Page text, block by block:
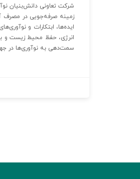
ایده‌ها، ابتکارات و
انرژی، حفظ محیط زیست و
سمت‌دهی به نوآوری‌ها در